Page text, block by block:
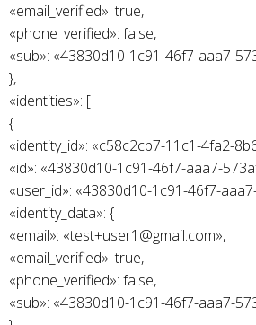
«email_verified»: true,
«phone_verified»: false,
«sub»: «43830d10-1c91-46f7-aaa7-
},
«identities»: [
{
«identity_id»: «c58c2cb7-11c1-4fa2-
«id»: «43830d10-1c91-46f7-aaa7-
«user_id»: «43830d10-1c91-46f7-
«identity_data»: {
«email»: «test+user1@gmail.com»,
«email_verified»: true,
«phone_verified»: false,
«sub»: «43830d10-1c91-46f7-aaa7-